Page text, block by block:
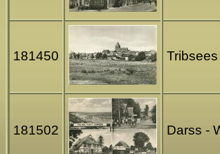
181450
181502 Darss -